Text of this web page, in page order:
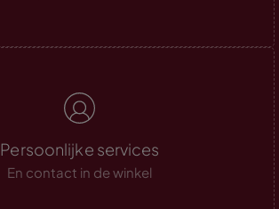
Persoonlijke services
En contact in de winkel